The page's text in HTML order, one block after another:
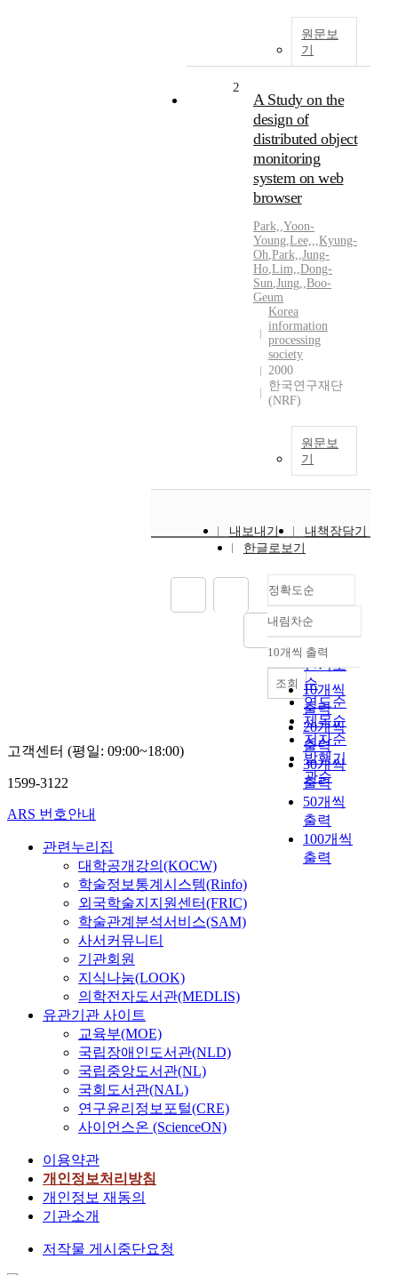
원문보
기
2
A Study on the
design of
distributed object
monitoring
system on web
browser
Park,,Yoon-
Young,Lee,,,Kyung-
Oh,Park,,Jung-
Ho,Lim,,Dong-
Sun,Jung,,Boo-
Geum
Korea
information
processing
society
2000
한국연구재단
(NRF)
원문보
기
내보내기
내책장담기
한글로보기
정확도순
정확도
순
인기도
순
연도순
제목순
저자순
발행기
관순
내림차순
내림차순
10개씩 출력
10개씩
출력
20개씩
출력
30개씩
출력
50개씩
출력
100개씩
출력
조회
고객센터 (평일: 09:00~18:00)
1599-3122
ARS 번호안내
관련누리집
대학공개강의(KOCW)
학술정보통계시스템(Rinfo)
외국학술지지원센터(FRIC)
학술관계분석서비스(SAM)
사서커뮤니티
기관회원
지식나눔(LOOK)
의학전자도서관(MEDLIS)
유관기관 사이트
교육부(MOE)
국립장애인도서관(NLD)
국립중앙도서관(NL)
국회도서관(NAL)
연구윤리정보포털(CRE)
사이언스온 (ScienceON)
이용약관
개인정보처리방침
개인정보 재동의
기관소개
저작물 게시중단요청